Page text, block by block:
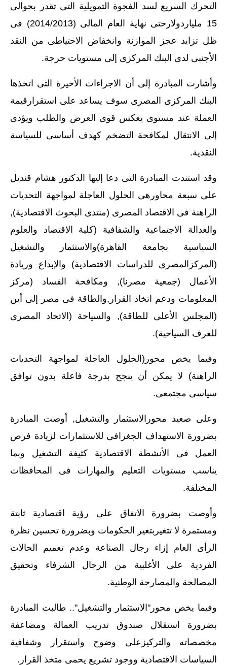
التحرك السريع لسد الفجوة التمويلية التى تقدر بحوالى
15 ملياردولارحتى نهاية العام المالى (2014/2013) فى
ظل تزايد عجز الموازنة وانخفاض الاحتياطى من النقد
الأجنبى لدى البنك المركزى إلى مستويات حرجة.
وأشارت المبادرة إلى أن الاجراءات الأخيرة التى اتخذها
البنك المركزى المصرى سوف يساعد على استقرارقيمة
العملة عند مستوى يعكس قوى العرض والطلب ويؤدى
إلى الانتقال لمكافحة التضخم كهدف أساسى للسياسة
النقدية.
وقد استندت المبادرة التى دعا إليها الدكتور هشام قنديل
على سبعة محاورهى الحلول العاجلة لمواجهة التحديات
الراهنة فى الاقتصاد المصرى (منتدى البحوث الاقتصادية),
والعدالة الاجتماعية والشفافية (كلية الاقتصاد والعلوم
السياسية بجامعة القاهرة)والاستثمار والتشغيل
(المركزالمصرى للدراسات الاقتصادية) والإبداع وريادة
الأعمال (جمعية مصرنا), ومكافحة الفساد (مركز
المعلومات ودعم اتخاذ القرار,والطاقة فى مصر إلى أين
(المجلس الأعلى للطاقة), والسياحة (الاتحاد المصرى
للغرف السياحية).
وفيما يخص محور(الحلول العاجلة لمواجهة التحديات
الراهنة) لا يمكن أن ينجح بدرجة فاعلة بدون توافق
سياسى مجتمعى.
وعلى صعيد محورالاستثمار والتشغيل, أوصت المبادرة
بضرورة الاستهداف الجغرافى للاستثمارات لزيادة فرص
العمل فى الأنشطة الاقتصادية كثيفة التشغيل وبما
يناسب مستويات التعليم والمهارات فى المحافظات
المختلفة.
وأوصت بضرورة الاتفاق على رؤية اقتصادية ثابتة
ومستمرة لا تتغيربتغير الحكومات وبضرورة تحسين نظرة
الرأى العام إزاء رجال الصناعة وعدم تعميم الحالات
الفردية على الأغلبية من الرجال الشرفاء وتحقيق
المصالحة والمصارحة الوطنية.
وفيما يخص محور"الاستثمار والتشغيل".. طالبت المبادرة
بضرورة استقلال صندوق تدريب العمالة ومضاعفة
مخصصاته والتركيزعلى وضوح واستقرار وشفافية
السياسات الاقتصادية ووجود تشريع يحمى متخذ القرار.